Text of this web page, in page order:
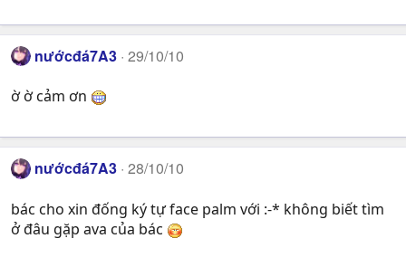
nướcđá7A3 29/10/10
ờ ờ cảm ơn
nướcđá7A3 28/10/10
bác cho xin đống ký tự face palm với :-* không biết tìm
ở đâu gặp ava của bác